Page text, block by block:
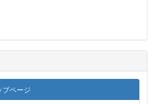
プページ